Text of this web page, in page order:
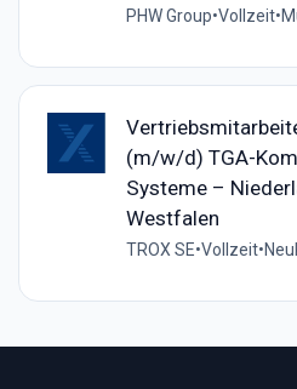
PHW Group•Vollzeit•
(m/w/d) TGA-
Systeme –
Westfalen
TROX SE•Vollzeit•